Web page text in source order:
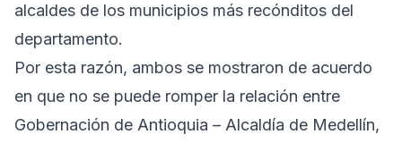
alcaldes de los municipios más recónditos del
departamento.
Por esta razón, ambos se mostraron de acuerdo
en que no se puede romper la relación entre
Gobernación de Antioquia – Alcaldía de Medellín,